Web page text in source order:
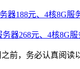
器188元、4核8G服
器268元、4核8G
前，务必认真阅读